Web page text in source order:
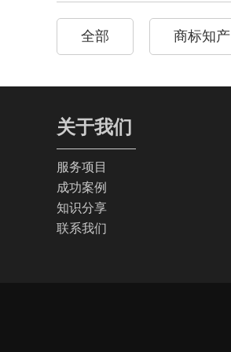
全部 商标知产
关于我们
服务项目
成功案例
知识分享
联系我们